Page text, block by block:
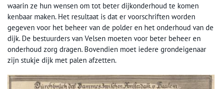
waarin ze hun wensen om tot beter dijkonderhoud te komen
kenbaar maken. Het resultaat is dat er voorschriften worden
gegeven voor het beheer van de polder en het onderhoud van de
dijk. De bestuurders van Velsen moeten voor beter beheer en
onderhoud zorg dragen. Bovendien moet iedere grondeigenaar
zijn stukje dijk met palen afzetten.